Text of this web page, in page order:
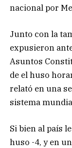
nacional por
Junto con la
expusieron
Asuntos
de el huso
relató en una
sistema
Si bien al país
huso -4, y en